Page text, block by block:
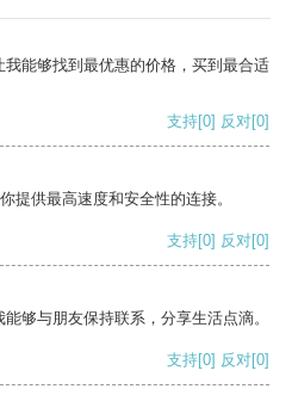
能够找到最优惠的价格，买到最合适
支持[0] 反对[0]
提供最高速度和安全性的连接。
支持[0] 反对[0]
够与朋友保持联系，分享生活点滴。
支持[0] 反对[0]